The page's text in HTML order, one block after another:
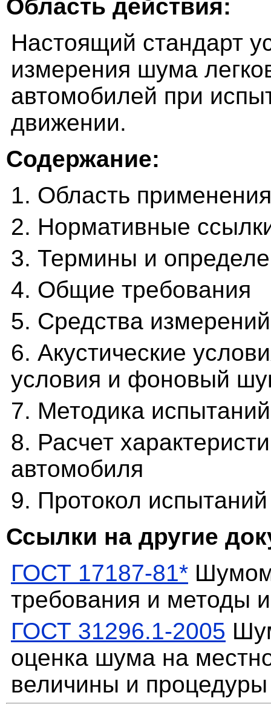
Область действия:
Настоящий стандарт
измерения шума
автомобилей при
движении.
Содержание:
1. Область применения
2. Нормативные
3. Термины и
4. Общие требования
5. Средства измерений
6. Акустические
условия и фоновый
7. Методика испытаний
8. Расчет
автомобиля
9. Протокол испытаний
Ссылки на другие
ГОСТ 17187-81*
требования и методы
ГОСТ 31296.1-2005
оценка шума на
величины и